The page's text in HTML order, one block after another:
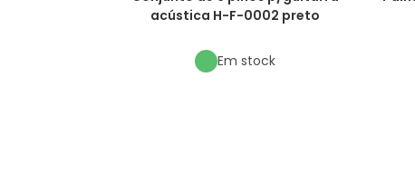
acústica H-F-0002 preto
Em stock